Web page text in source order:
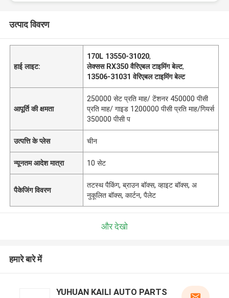
उत्पाद विवरण
हाई लाइट:
170L 13550-31020,
लेक्सस RX350 वैरिएबल टाइमिंग बेल्ट,
13506-31031 वेरिएबल टाइमिंग बेल्ट
आपूर्ति की क्षमता
250000 सेट प्रति माह/ टेंशनर 450000 पीसी
प्रति माह/ गाइड 1200000 पीसी प्रति माह/गियर्स
350000 पीसी प
उत्पत्ति के प्लेस चीन
न्यूनतम आदेश मात्रा 10 सेट
पैकेजिंग विवरण
तटस्थ पैकिंग, ब्राउन बॉक्स, व्हाइट बॉक्स, अ
नुकूलित बॉक्स, कार्टन, पैलेट
और देखो
हमारे बारे में
YUHUAN KAILI AUTO PARTS